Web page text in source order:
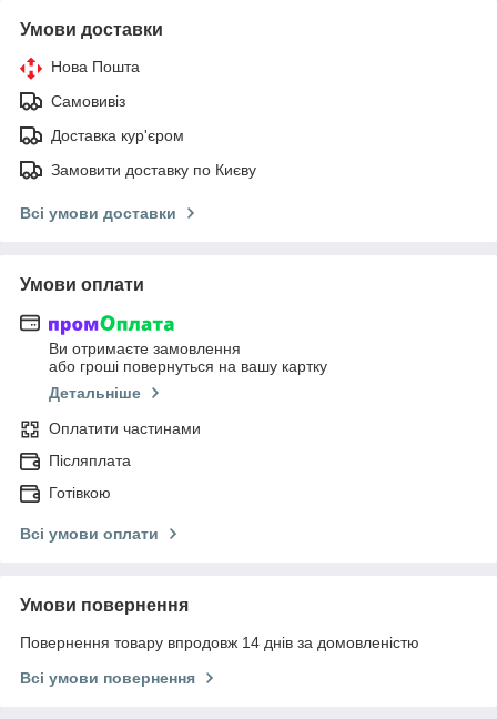
Умови доставки
Нова Пошта
Самовивіз
Доставка кур'єром
Замовити доставку по Києву
Всі умови доставки
Умови оплати
Ви отримаєте замовлення
або гроші повернуться на вашу картку
Детальніше
Оплатити частинами
Післяплата
Готівкою
Всі умови оплати
Умови повернення
Повернення товару впродовж 14 днів за домовленістю
Всі умови повернення